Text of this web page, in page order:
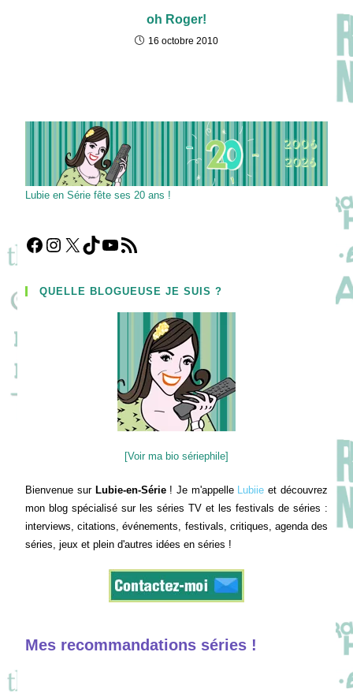
oh Roger!
16 octobre 2010
Lubie en Série fête ses 20 ans !
Facebook
Instagram
X TikTokYouTube
Flux RSS
QUELLE BLOGUEUSE JE SUIS ?
[Voir ma bio sériephile]
Bienvenue sur Lubie-en-Série! Je m'appelle Lubiie et découvrez
mon blog spécialisé sur les séries TV et les festivals de séries :
interviews, citations, événements, festivals, critiques, agenda des
séries, jeux et plein d'autres idées en séries !
Mes recommandations séries !